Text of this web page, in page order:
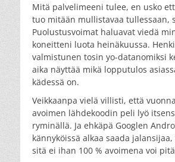
Mitä palvelimeeni tulee, en usko
tuo mitään mullistavaa tullessaan,
Puolustusvoimat haluavat viedä
koneitteni luota heinäkuussa.
valmistunen tosin yo-datanomiksi
aika näyttää mikä lopputulos
kädessä on.
Veikkaanpa vielä villisti, että
avoimen lähdekoodin peli lyö
ryminällä. Ja ehkäpä Googlen
kännyköissä alkaa saada jalansijaa,
sitä ei ihan 100 % avoimena voi